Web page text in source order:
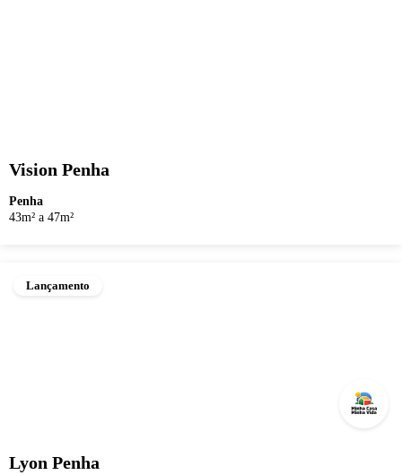
Vision Penha
Penha
43m² a 47m²
Lançamento
Lyon Penha